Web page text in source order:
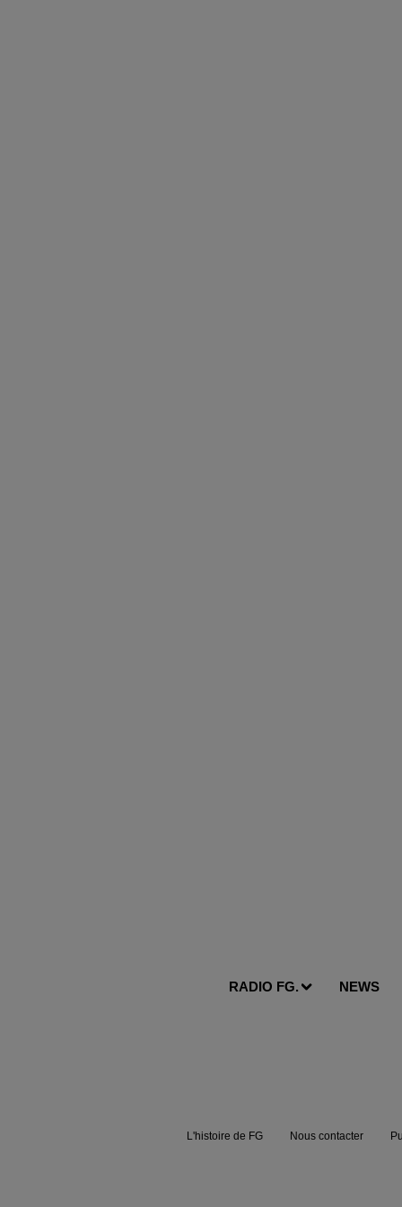
RADIO FG. NEWS
L'histoire de FG Nous contacter